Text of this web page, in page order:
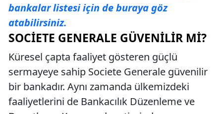
bankalar listesi için de buraya göz
atabilirsiniz.
SOCIETE GENERALE GÜVENILIR MI?
Küresel çapta faaliyet gösteren güçlü
sermayeye sahip Societe Generale güvenilir
bir bankadır. Aynı zamanda ülkemizdeki
faaliyetlerini de Bankacılık Düzenleme ve